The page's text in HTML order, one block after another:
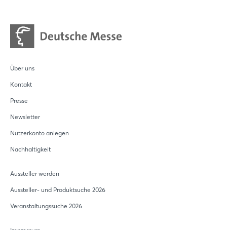
Über uns
Kontakt
Presse
Newsletter
Nutzerkonto anlegen
Nachhaltigkeit
Aussteller werden
Aussteller- und Produktsuche 2026
Veranstaltungssuche 2026